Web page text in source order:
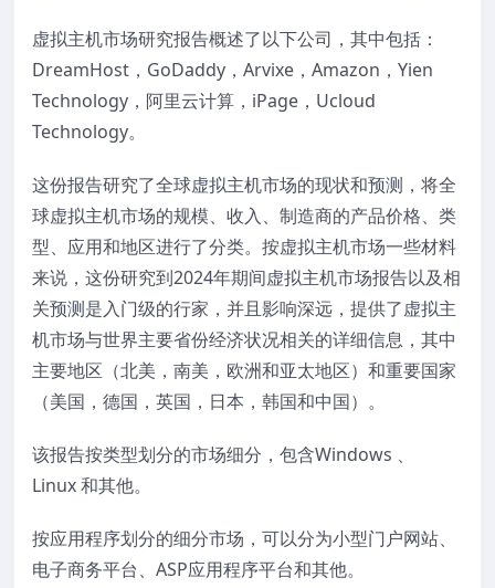
虚拟主机市场研究报告概述了以下公司，其中包括：
DreamHost，GoDaddy，Arvixe，Amazon，Yien
Technology，阿里云计算，iPage，Ucloud
Technology。
这份报告研究了全球虚拟主机市场的现状和预测，将全
球虚拟主机市场的规模、收入、制造商的产品价格、类
型、应用和地区进行了分类。按虚拟主机市场一些材料
来说，这份研究到2024年期间虚拟主机市场报告以及相
关预测是入门级的行家，并且影响深远，提供了虚拟主
机市场与世界主要省份经济状况相关的详细信息，其中
主要地区（北美，南美，欧洲和亚太地区）和重要国家
（美国，德国，英国，日本，韩国和中国）。
该报告按类型划分的市场细分，包含Windows 、
Linux 和其他。
按应用程序划分的细分市场，可以分为小型门户网站、
电子商务平台、ASP应用程序平台和其他。